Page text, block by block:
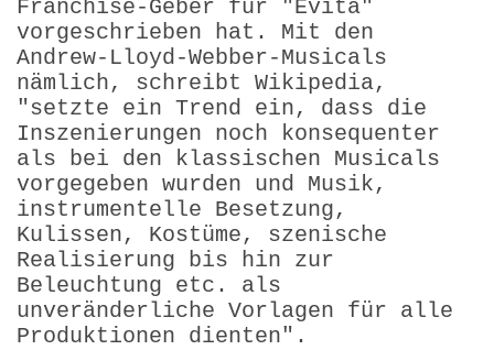
Franchise-Geber für "Evita"
vorgeschrieben hat. Mit den
Andrew-Lloyd-Webber-Musicals
nämlich, schreibt Wikipedia,
"setzte ein Trend ein, dass die
Inszenierungen noch konsequenter
als bei den klassischen Musicals
vorgegeben wurden und Musik,
instrumentelle Besetzung,
Kulissen, Kostüme, szenische
Realisierung bis hin zur
Beleuchtung etc. als
unveränderliche Vorlagen für alle
Produktionen dienten".